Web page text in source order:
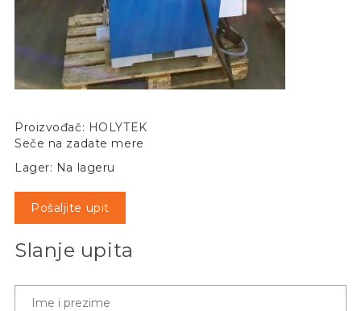
Proizvođač: HOLYTEK
Seče na zadate mere
Lager: Na lageru
Pošaljite upit
Slanje upita